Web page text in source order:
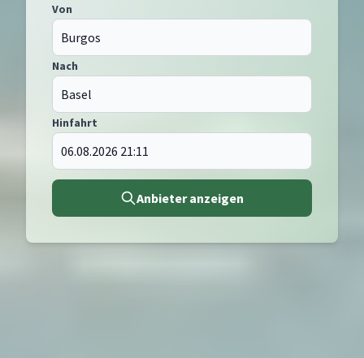
Von
Nach
Hinfahrt
Anbieter anzeigen